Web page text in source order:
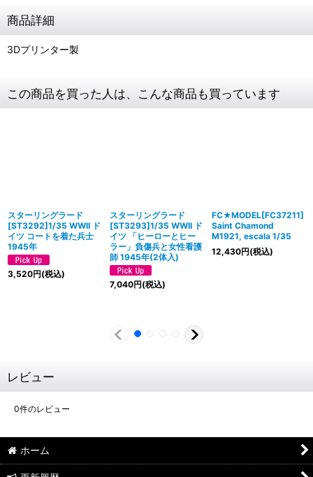
商品詳細
3Dプリンター製
この商品を買った人は、こんな商品も買っています
スターリングラード
[ST3292]1/35 WWII ド
イツ コートを着た兵士
1945年
3,520円(税込)
スターリングラード
[ST3293]1/35 WWII ド
イツ 「ヒーローとヒー
ラー」負傷兵と女性看護
師 1945年(2体入)
7,040円(税込)
FC★MODEL[FC37211]
Saint Chamond
M1921, escala 1/35
12,430円(税込)
レビュー
0件のレビュー
ホーム